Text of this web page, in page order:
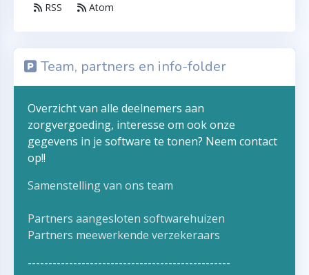
RSS Atom
Team, partners en info-folder
Overzicht van alle deelnemers aan
zorgvergoeding, interesse om ook onze
gegevens in je software te tonen? Neem contact
op!!
Samenstelling van ons team
Partners aangesloten softwarehuizen
Partners meewerkende verzekeraars
-------------------------------------------------